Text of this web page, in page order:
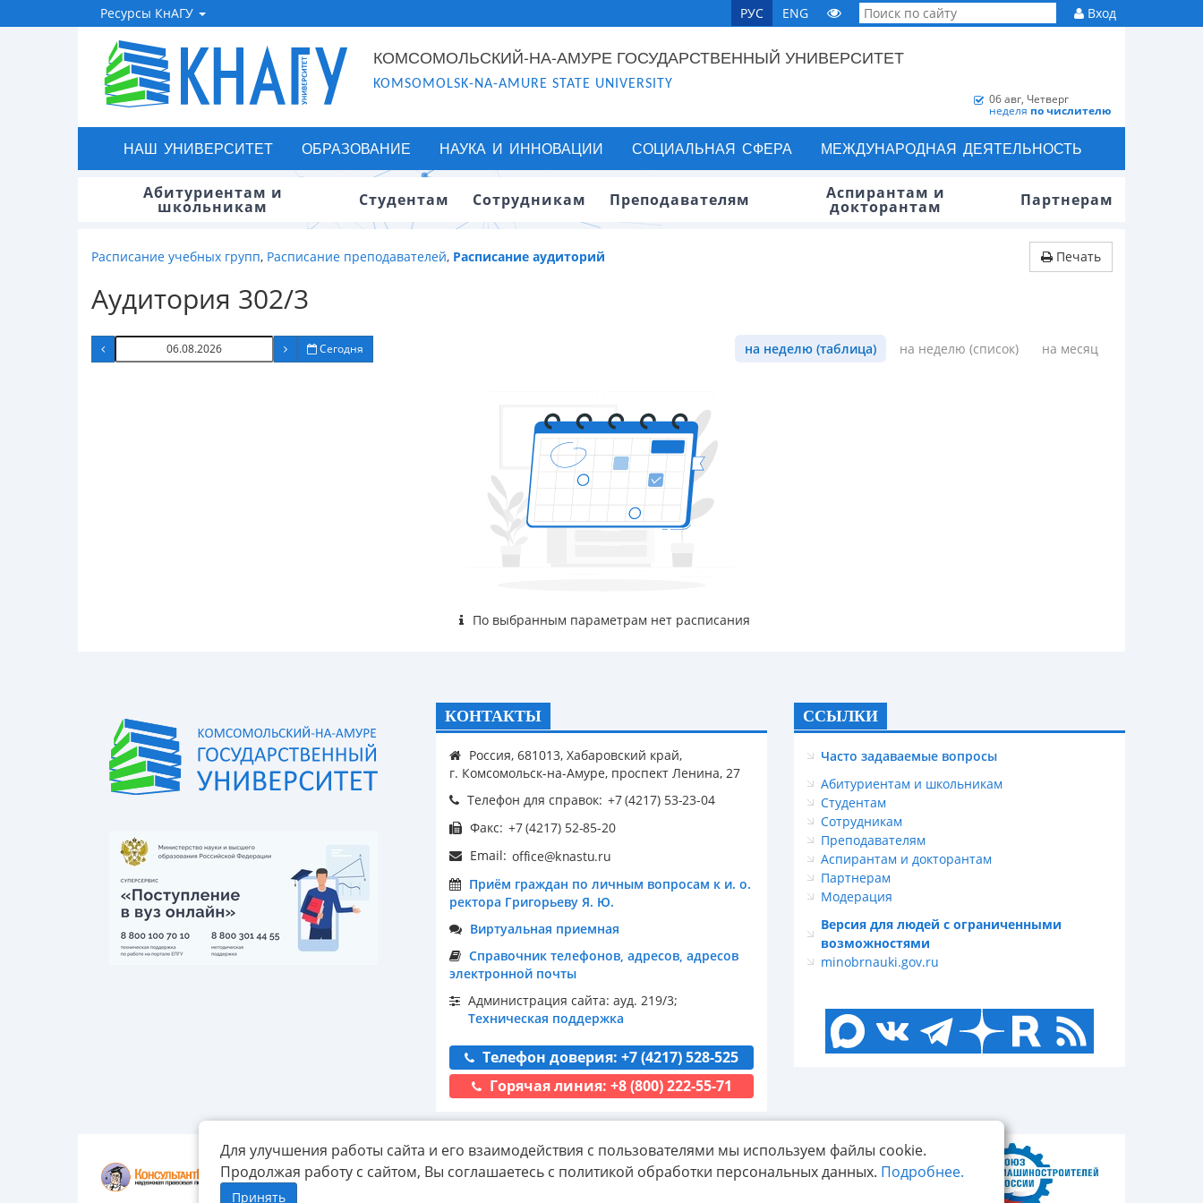
Ресурсы КнАГУ РУС ENG Вход
КОМСОМОЛЬСКИЙ-НА-АМУРЕ ГОСУДАРСТВЕННЫЙ УНИВЕРСИТЕТ
KOMSOMOLSK-NA-AMURE STATE UNIVERSITY
06 авг, Четверг
неделя по числителю
НАШ УНИВЕРСИТЕТ ОБРАЗОВАНИЕ НАУКА И ИННОВАЦИИ СОЦИАЛЬНАЯ СФЕРА МЕЖДУНАРОДНАЯ ДЕЯТЕЛЬНОСТЬ
Абитуриентам и
школьникам Студентам Сотрудникам Преподавателям Аспирантам и
докторантам Партнерам
Расписание учебных групп, Расписание преподавателей, Расписание аудиторий Печать
Аудитория 302/3
Сегодня на неделю (таблица) на неделю (список) на месяц
По выбранным параметрам нет расписания
Для улучшения работы сайта и его взаимодействия с пользователями мы используем файлы cookie.
Продолжая работу с сайтом, Вы соглашаетесь с политикой обработки персональных данных. Подробнее.
Принять
КОНТАКТЫ
Россия, 681013, Хабаровский край,
г. Комсомольск-на-Амуре, проспект Ленина, 27
Телефон для справок:
Факс:
Email:
Приём граждан по личным вопросам к и. о.
ректора Григорьеву Я. Ю.
Виртуальная приемная
Справочник телефонов, адресов, адресов
электронной почты
Администрация сайта: ауд. 219/3;
Техническая поддержка
Телефон доверия: +7 (4217) 528-525
Горячая линия: +8 (800) 222-55-71
ССЫЛКИ
Часто задаваемые вопросы
Абитуриентам и школьникам
Студентам
Сотрудникам
Преподавателям
Аспирантам и докторантам
Партнерам
Модерация
Версия для людей с ограниченными
возможностями
minobrnauki.gov.ru